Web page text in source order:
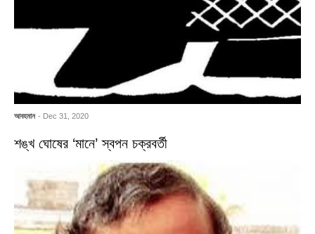
আবহমান - Dec 31, 2020
শঙ্খ ঘোষের ‘মানে’ স্বপন চক্রবর্তী